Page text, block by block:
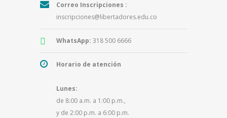
Correo Inscripciones :
inscripciones@libertadores.edu.co
WhatsApp: 318 500 6666
Horario de atención
Lunes:
de 8:00 a.m. a 1:00 p.m.,
y de 2:00 p.m. a 6:00 p.m.